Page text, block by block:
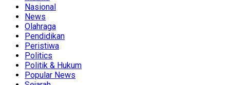
Nasional
News
Olahraga
Pendidikan
Peristiwa
Politics
Politik & Hukum
Popular News